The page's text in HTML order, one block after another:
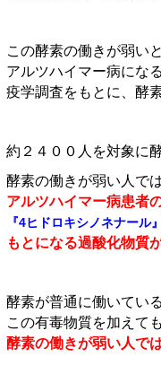
この酵素の働きが弱いと
アルツハイマー病にな
疫学調査をもとに、酵
約２４００人を対象に
酵素の働きが弱い人では
アルツハイマー病患者
『4ヒドロキシノネナール』
もとになる過酸化物質
酵素が普通に働いてい
この有毒物質を加えて
酵素の働きが弱い人で